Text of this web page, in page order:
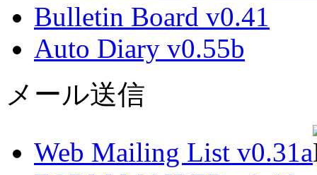
Bulletin Board v0.41
Auto Diary v0.55b
メール送信
Web Mailing List v0.31a